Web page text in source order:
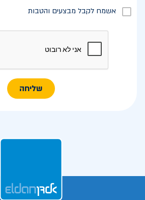
אשמח לקבל מבצעים והטבות
שליחה